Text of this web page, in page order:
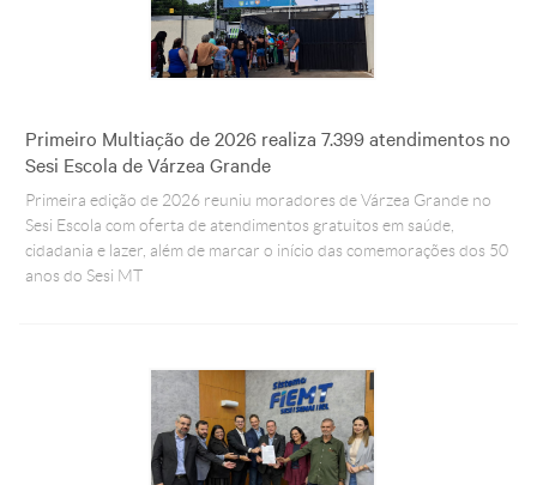
Primeiro Multiação de 2026 realiza 7.399 atendimentos no
Sesi Escola de Várzea Grande
Primeira edição de 2026 reuniu moradores de Várzea Grande no
Sesi Escola com oferta de atendimentos gratuitos em saúde,
cidadania e lazer, além de marcar o início das comemorações dos 50
anos do Sesi MT